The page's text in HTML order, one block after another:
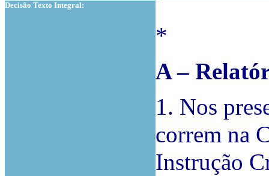
Decisão Texto Integral:
*
A –
1. Nos
correm na
Instrução